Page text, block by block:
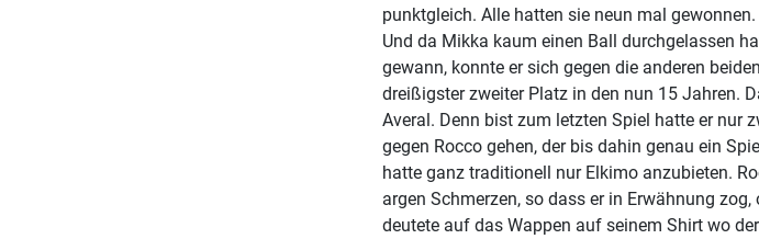
punktgleich. Alle hatten sie neun mal
Und da Mikka kaum einen Ball durchgelassen
gewann, konnte er sich gegen die anderen
dreißigster zweiter Platz in den nun 15 Jahren.
Averal. Denn bist zum letzten Spiel hatte er nur
gegen Rocco gehen, der bis dahin genau ein
hatte ganz traditionell nur Elkimo anzubieten.
argen Schmerzen, so dass er in Erwähnung
deutete auf das Wappen auf seinem Shirt wo